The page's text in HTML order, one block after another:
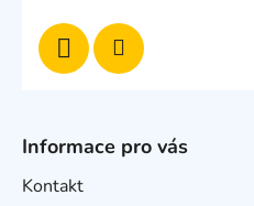
Informace pro vás
Kontakt